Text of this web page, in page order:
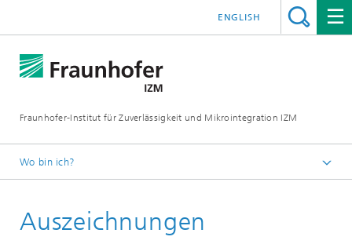
Fraunhofer-Institut für Zuverlässigkeit und Mikrointegration IZM
ENGLISH
Wo bin ich?
News & Veranstaltungen
Auszeichnungen